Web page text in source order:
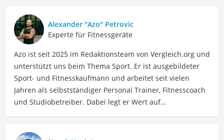
Alexander "Azo" Petrovic
Experte für Fitnessgeräte
Azo ist seit 2025 im Redaktionsteam von Vergleich.org und
unterstützt uns beim Thema Sport. Er ist ausgebildeter
Sport- und Fitnesskaufmann und arbeitet seit vielen
Jahren als selbstständiger Personal Trainer, Fitnesscoach
und Studiobetreiber. Dabei legt er Wert auf
Gerätekompetenz. Zusätzlich ist Azo aktiver